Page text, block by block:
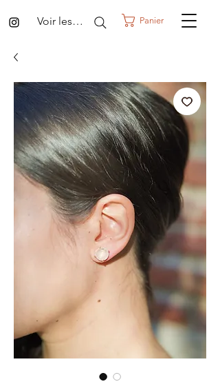
Panier
Voir les points